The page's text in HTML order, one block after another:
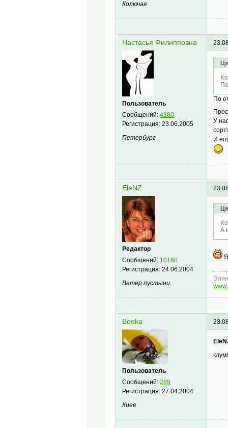
Колючая
Настасья Филипповна
Пользователь
Сообщений:4380
Регистрация:23.06.2005
Петербург
По
У
И
EleNZ
Редактор
Сообщений: 10168
Регистрация:24.06.2004
Ветер пустыни.
А
Booka
Пользователь
Сообщений:289
Регистрация:27.04.2004
Киев